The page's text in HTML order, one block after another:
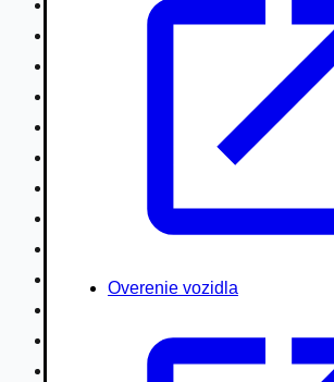
Overenie vozidla
Nákladné vozidlá nad 7,5t
Vodné/Snežné skútre, štvorkolky
Poľnohospodárske vozidlá / stroje
Hydraulické ruky autožeriavy
Špeciály/nosiče kontajnerov
Návesy/prívesy nadstavby